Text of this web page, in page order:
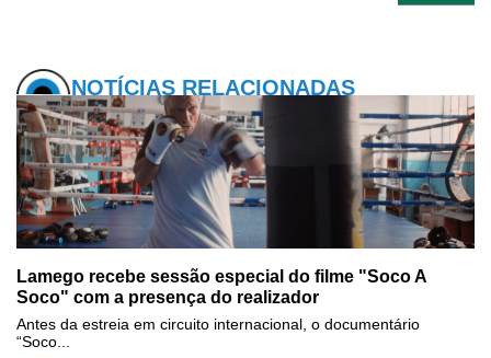
NOTÍCIAS RELACIONADAS
Lamego recebe sessão especial do filme "Soco A
Soco" com a presença do realizador
Antes da estreia em circuito internacional, o documentário
“Soco...